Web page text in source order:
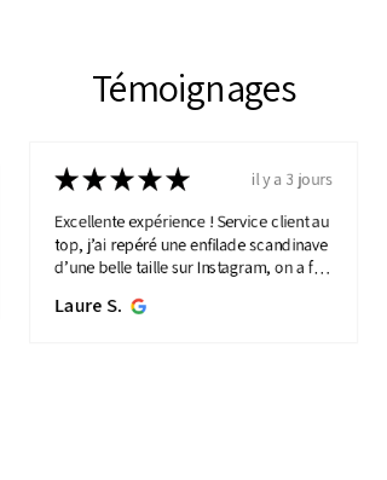
Témoignages
★★★★★
il y a 3 jours
Excellente expérience ! Service client au
top, j’ai repéré une enfilade scandinave
d’une belle taille sur Instagram, on a fait
plus...MONTRE PLUS
Laure S.